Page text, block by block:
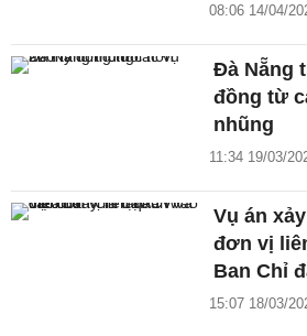
08:06 14/04/
Đà Nẵng
đồng từ
nhũng
11:34 19/03/
Vụ án
đơn vị
Ban Chỉ
15:07 18/03/